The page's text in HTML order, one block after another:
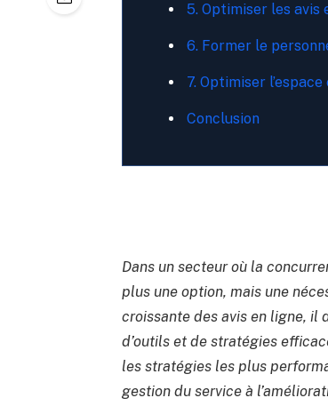
5. Optimiser les avis
6. Former le
7. Optimiser
Conclusion
Dans un secteur où la
plus une option, mais une
croissante des avis en ligne, il
d’outils et de stratégies
les stratégies les plus
gestion du service à